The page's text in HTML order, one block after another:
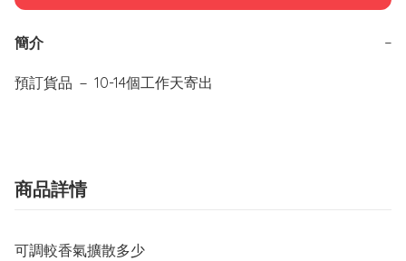
簡介 −
預訂貨品 － 10-14個工作天寄出
商品詳情
可調較香氣擴散多少